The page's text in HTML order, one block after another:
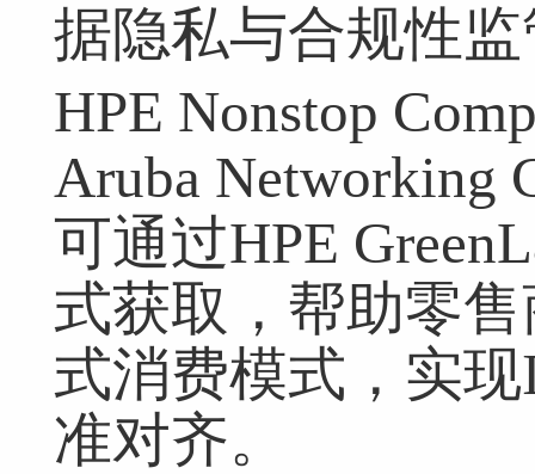
据隐私与合规性
HPE Nonstop
Aruba Networking
可通过HPE
式获取，帮助零
式消费模式，实
准对齐。